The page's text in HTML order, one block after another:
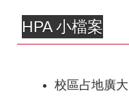
HPA 小檔案
校區占地廣